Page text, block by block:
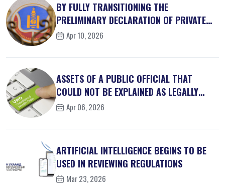
BY FULLY TRANSITIONING THE
PRELIMINARY DECLARATION OF PRIVATE
INTEREST...
Apr 10, 2026
ASSETS OF A PUBLIC OFFICIAL THAT
COULD NOT BE EXPLAINED AS LEGALLY
OBT...
Apr 06, 2026
ARTIFICIAL INTELLIGENCE BEGINS TO BE
USED IN REVIEWING REGULATIONS
Mar 23, 2026